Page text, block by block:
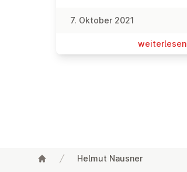
7. Oktober 2021
wei­ter­le­sen
Helmut Nausner